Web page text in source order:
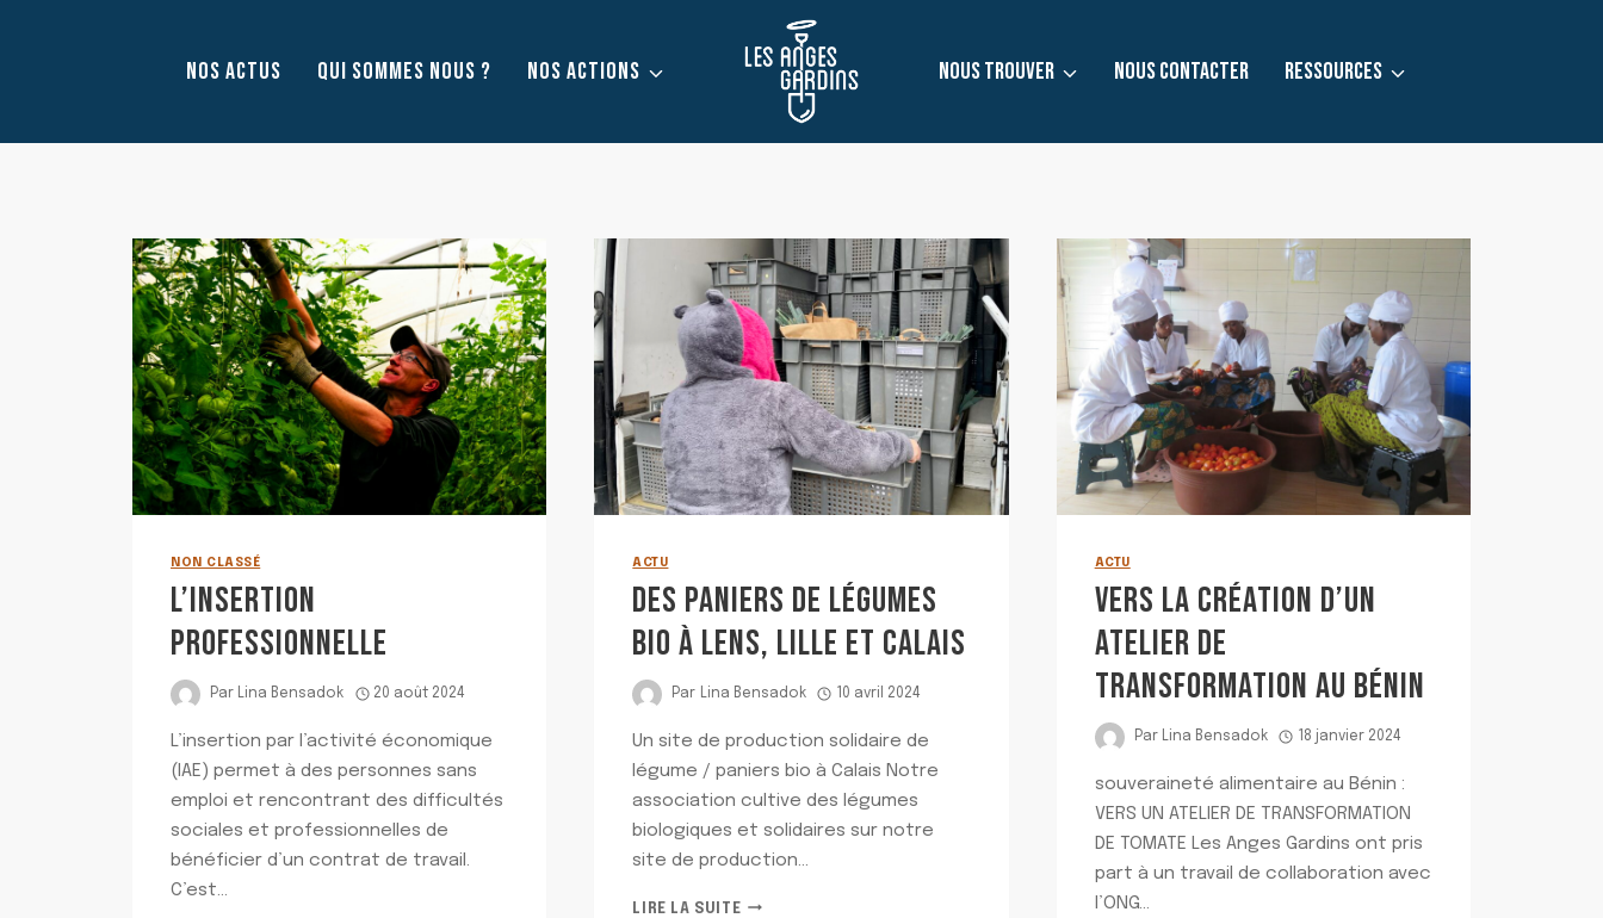
NOS ACTUS QUI SOMMES NOUS ? NOS ACTIONS NOUS TROUVER NOUS CONTACTER RESSOURCES
NON CLASSÉ
L’INSERTION
PROFESSIONNELLE
Par Lina Bensadok 20 août 2024
L’insertion par l’activité économique
(IAE) permet à des personnes sans
emploi et rencontrant des difficultés
sociales et professionnelles de
bénéficier d’un contrat de travail.
C’est…
ACTU
DES PANIERS DE LÉGUMES
BIO À LENS, LILLE ET CALAIS
Par Lina Bensadok 10 avril 2024
Un site de production solidaire de
légume / paniers bio à Calais Notre
association cultive des légumes
biologiques et solidaires sur notre
site de production…
LIRE LA SUITEDES
ACTU
VERS LA CRÉATION D’UN
ATELIER DE
TRANSFORMATION AU BÉNIN
Par Lina Bensadok 18 janvier 2024
souveraineté alimentaire au Bénin :
VERS UN ATELIER DE TRANSFORMATION
DE TOMATE Les Anges Gardins ont pris
part à un travail de collaboration avec
l’ONG…